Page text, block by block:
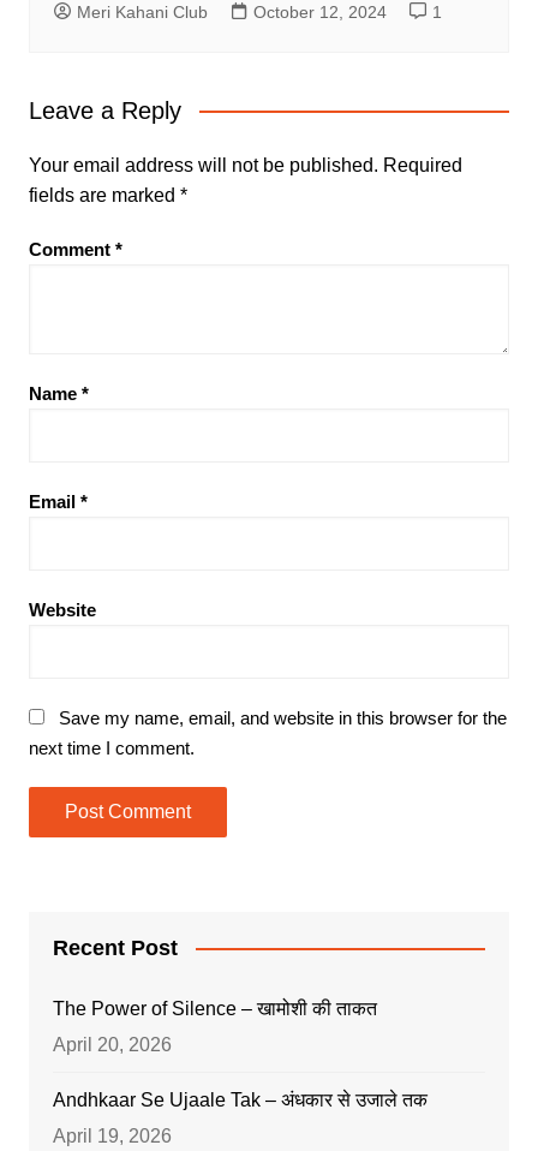
Meri Kahani Club October 12, 2024 1
Leave a Reply
Your email address will not be published. Required
fields are marked *
Comment *
Name *
Email *
Website
Save my name, email, and website in this browser for the
next time I comment.
Recent Post
The Power of Silence – खामोशी की ताकत
April 20, 2026
Andhkaar Se Ujaale Tak – अंधकार से उजाले तक
April 19, 2026